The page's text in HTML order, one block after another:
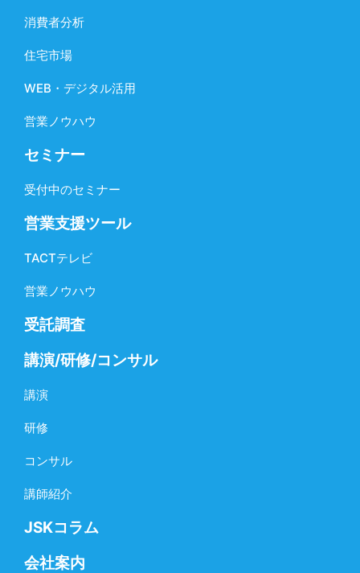
消費者分析
住宅市場
WEB・デジタル活用
営業ノウハウ
セミナー
受付中のセミナー
営業支援ツール
TACTテレビ
営業ノウハウ
受託調査
講演/研修/コンサル
講演
研修
コンサル
講師紹介
JSKコラム
会社案内